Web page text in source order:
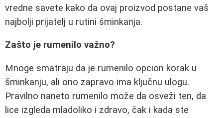
vredne savete kako da ovaj proizvod postane vaš
najbolji prijatelj u rutini šminkanja.
Zašto je rumenilo važno?
Mnoge smatraju da je rumenilo opcion korak u
šminkanju, ali ono zapravo ima ključnu ulogu.
Pravilno naneto rumenilo može da osveži ten, da
lice izgleda mladoliko i zdravo, čak i kada ste